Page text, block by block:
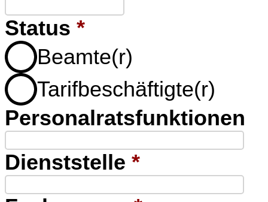
Status *
Beamte(r)
Tarifbeschäftigte(r)
Personalratsfunktionen
Dienststelle *